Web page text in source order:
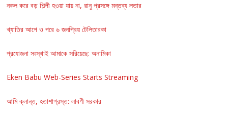
নকল করে বড় শিল্পী হওয়া যায় না, রানু প্রসঙ্গে মন্তব্য লতার
খ্যাতির আগে ও পরে ৬ জনপ্রিয় টেলিতারকা
প্রযোজনা সংস্থাই আমাকে সরিয়েছে: অনামিকা
Eken Babu Web-Series Starts Streaming
আমি ক্লান্ত, হতাশাগ্রস্ত: লাবণী সরকার